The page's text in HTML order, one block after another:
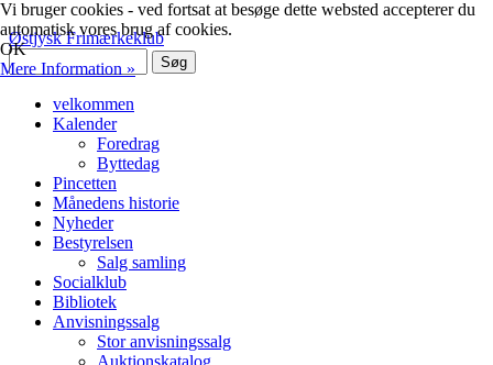
Østjysk Frimærkeklub
velkommen
Kalender
Foredrag
Byttedag
Pincetten
Månedens historie
Nyheder
Bestyrelsen
Salg samling
Socialklub
Bibliotek
Anvisningssalg
Stor anvisningssalg
Auktionskatalog
Vi bruger cookies - ved fortsat at besøge dette websted accepterer du
automatisk vores brug af cookies.
OK
Mere Information »